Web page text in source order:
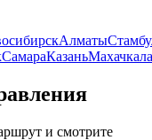
Алматы
СамараКазаньМахачкала
и смотрите